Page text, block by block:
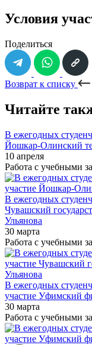
Условия
Поделиться
Возврат к списку
Читайте
В ежегодных
Йошкар-Олинский
10 апреля
Работа с учебными
В ежегодных
Чувашский
Ульянова
30 марта
Работа с учебными
В ежегодных
участие Уфимский
30 марта
Работа с учебными